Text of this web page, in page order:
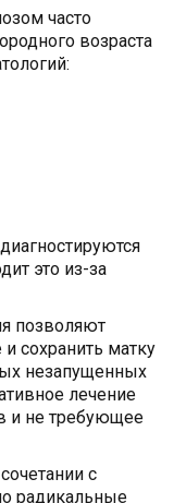
часто
возраста
это из-за
позволяют
сохранить матку
незапущенных
лечение
и не требующее
с
радикальные